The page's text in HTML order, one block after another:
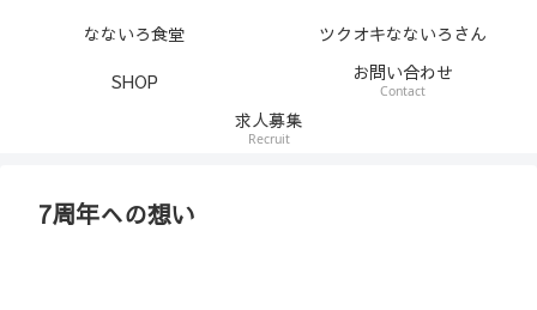
なないろ食堂
ツクオキなないろさん
SHOP
お問い合わせ
Contact
求人募集
Recruit
7周年への想い